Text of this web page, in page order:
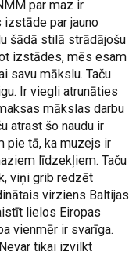
par maz ir
izstāde par jauno
šādā stilā strādājošu
izstādes, mēs esam
savu mākslu. Taču
Ir viegli atrunāties
mākslas darbu
atrast šo naudu ir
pie tā, ka muzejs ir
līdzekļiem. Taču
viņi grib redzēt
virziens Baltijas
lielos Eiropas
vienmēr ir svarīga.
tikai izvilkt